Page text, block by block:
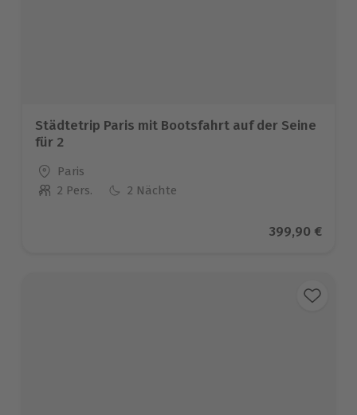
Städtetrip Paris mit Bootsfahrt auf der Seine
für 2
Standort
Paris
Anzahl der Teilnehmer
2 Pers. 2 Nächte
Aktueller
399,90 €